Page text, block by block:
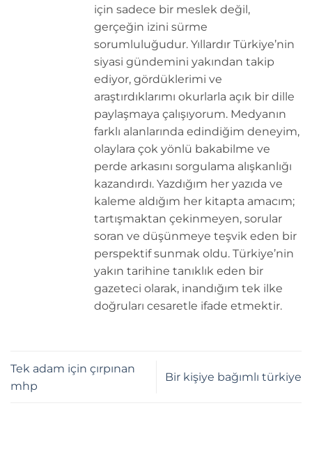
için sadece bir meslek değil,
gerçeğin izini sürme
sorumluluğudur. Yıllardır Türkiye’nin
siyasi gündemini yakından takip
ediyor, gördüklerimi ve
araştırdıklarımı okurlarla açık bir dille
paylaşmaya çalışıyorum. Medyanın
farklı alanlarında edindiğim deneyim,
olaylara çok yönlü bakabilme ve
perde arkasını sorgulama alışkanlığı
kazandırdı. Yazdığım her yazıda ve
kaleme aldığım her kitapta amacım;
tartışmaktan çekinmeyen, sorular
soran ve düşünmeye teşvik eden bir
perspektif sunmak oldu. Türkiye’nin
yakın tarihine tanıklık eden bir
gazeteci olarak, inandığım tek ilke
doğruları cesaretle ifade etmektir.
Tek adam için çırpınan
mhp
Bir kişiye bağımlı türkiye